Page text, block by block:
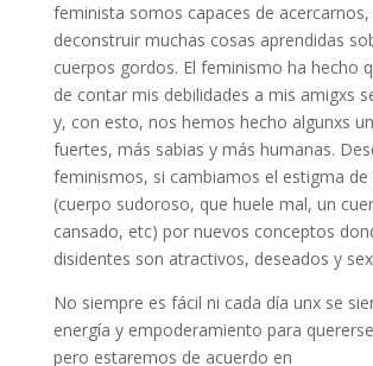
feminista somos capaces de
deconstruir muchas cosas aprendidas
cuerpos gordos. El feminismo ha hecho
de contar mis debilidades a mis amigxs
y, con esto, nos hemos hecho algunxs
fuertes, más sabias y más humanas.
feminismos, si cambiamos el estigma de
(cuerpo sudoroso, que huele mal, un
cansado, etc) por nuevos conceptos
disidentes son atractivos, deseados y
No siempre es fácil ni cada día unx se
energía y empoderamiento para
pero estaremos de acuerdo en